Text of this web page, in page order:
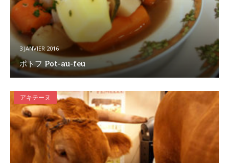
3 JANVIER 2016
ポトフ Pot-au-feu
アキテーヌ